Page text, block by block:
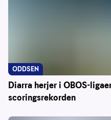
Diarra herjer i OBOS-
scoringsrekorden
ODDSEN